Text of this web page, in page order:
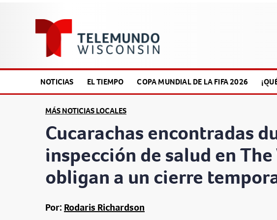
NOTICIAS EL TIEMPO COPA MUNDIAL DE LA FIFA 2026
MÁS NOTICIAS LOCALES
Cucarachas encontradas
inspección de salud en
obligan a un cierre
Por: Rodaris Richardson